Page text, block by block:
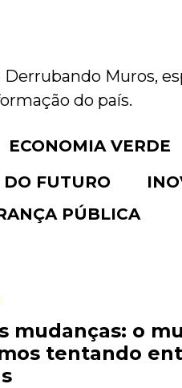
Muros,
do país.
ECONOMIA VERDE
FUTURO
PÚBLICA
mudanças: o
tentando